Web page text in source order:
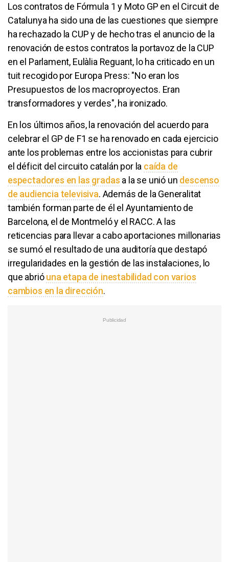
Los contratos de Fórmula 1 y Moto GP en el Circuit de
Catalunya ha sido una de las cuestiones que siempre
ha rechazado la CUP y de hecho tras el anuncio de la
renovación de estos contratos la portavoz de la CUP
en el Parlament, Eulàlia Reguant, lo ha criticado en un
tuit recogido por Europa Press: "No eran los
Presupuestos de los macroproyectos. Eran
transformadores y verdes", ha ironizado.
En los últimos años, la renovación del acuerdo para
celebrar el GP de F1 se ha renovado en cada ejercicio
ante los problemas entre los accionistas para cubrir
el déficit del circuito catalán por la caída de
espectadores en las gradas a la se unió un descenso
de audiencia televisiva. Además de la Generalitat
también forman parte de él el Ayuntamiento de
Barcelona, el de Montmeló y el RACC. A las
reticencias para llevar a cabo aportaciones millonarias
se sumó el resultado de una auditoría que destapó
irregularidades en la gestión de las instalaciones, lo
que abrióuna etapa de inestabilidad con varios
cambios en la dirección.